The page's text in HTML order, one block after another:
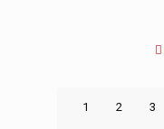
1 2 3